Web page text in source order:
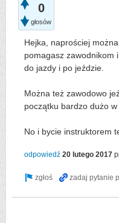
0
głosów
Hejka, naprościej
pomagasz zawodnikom
do jazdy i po jeździe.
Można też zawodowo
początku bardzo dużo
No i bycie instruktorem
odpowiedź 20 lutego 2017